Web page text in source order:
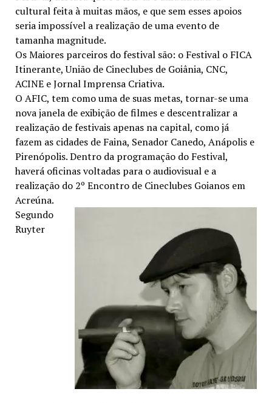
cultural feita à muitas mãos, e que sem esses apoios
seria impossível a realização de uma evento de
tamanha magnitude.
Os Maiores parceiros do festival são: o Festival o FICA
Itinerante, União de Cineclubes de Goiânia, CNC,
ACINE e Jornal Imprensa Criativa.
O AFIC, tem como uma de suas metas, tornar-se uma
nova janela de exibição de filmes e descentralizar a
realização de festivais apenas na capital, como já
fazem as cidades de Faina, Senador Canedo, Anápolis e
Pirenópolis. Dentro da programação do Festival,
haverá oficinas voltadas para o audiovisual e a
realização do 2º Encontro de Cineclubes Goianos em
Acreúna.
Segundo
Ruyter